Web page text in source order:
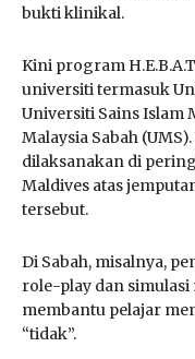
bukti klinikal.
Kini program
universiti termasuk
Universiti Sains Islam
Malaysia Sabah
dilaksanakan di
Maldives atas
tersebut.
Di Sabah, misalnya,
role-play dan
membantu pelajar
“tidak”.